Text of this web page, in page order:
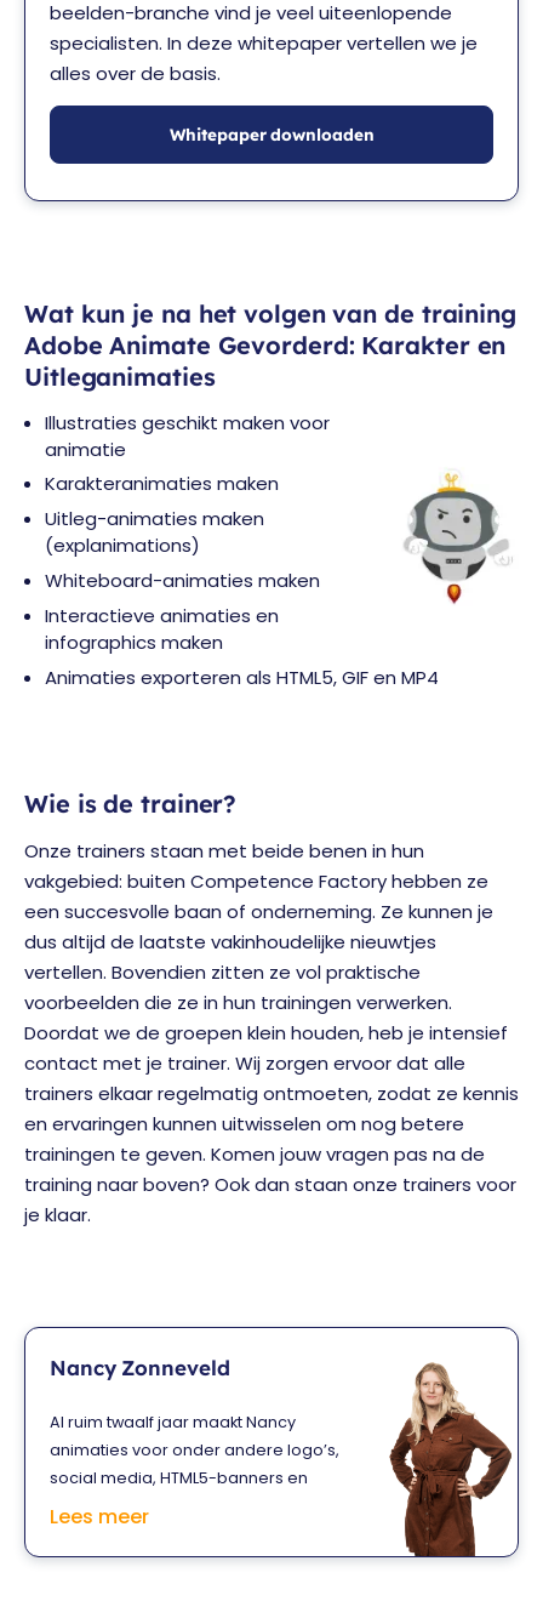
beelden-branche vind je veel uiteenlopende
specialisten. In deze whitepaper vertellen we je
alles over de basis.
Whitepaper downloaden
Wat kun je na het volgen van de training
Adobe Animate Gevorderd: Karakter en
Uitleganimaties
Illustraties geschikt maken voor
animatie
Karakteranimaties maken
Uitleg-animaties maken
(explanimations)
Whiteboard-animaties maken
Interactieve animaties en
infographics maken
Animaties exporteren als HTML5, GIF en MP4
Wie is de trainer?
Onze trainers staan met beide benen in hun
vakgebied: buiten Competence Factory hebben ze
een succesvolle baan of onderneming. Ze kunnen je
dus altijd de laatste vakinhoudelijke nieuwtjes
vertellen. Bovendien zitten ze vol praktische
voorbeelden die ze in hun trainingen verwerken.
Doordat we de groepen klein houden, heb je intensief
contact met je trainer. Wij zorgen ervoor dat alle
trainers elkaar regelmatig ontmoeten, zodat ze kennis
en ervaringen kunnen uitwisselen om nog betere
trainingen te geven. Komen jouw vragen pas na de
training naar boven? Ook dan staan onze trainers voor
je klaar.
Nancy Zonneveld
Al ruim twaalf jaar maakt Nancy
animaties voor onder andere logo’s,
social media, HTML5-banners en
online games. Dat heeft ze
Telegraaf en Philips. Daarnaast werkt
Lees meer